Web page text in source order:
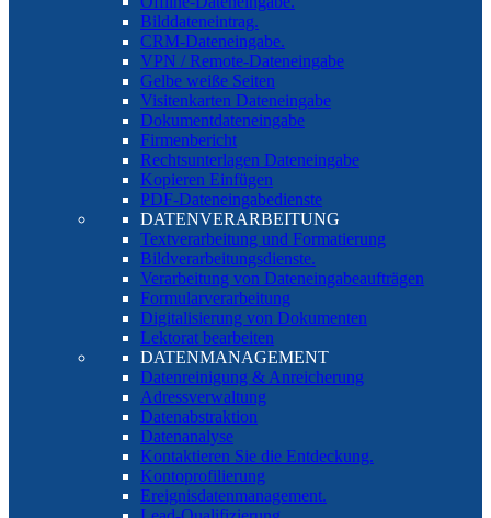
Bilddateneintrag.
CRM-Dateneingabe.
VPN / Remote-Dateneingabe
Gelbe weiße Seiten
Visitenkarten Dateneingabe
Dokumentdateneingabe
Firmenbericht
Rechtsunterlagen Dateneingabe
Kopieren Einfügen
PDF-Dateneingabedienste
DATENVERARBEITUNG
Textverarbeitung und Formatierung
Bildverarbeitungsdienste.
Verarbeitung von Dateneingabeaufträgen
Formularverarbeitung
Digitalisierung von Dokumenten
Lektorat bearbeiten
DATENMANAGEMENT
Datenreinigung & Anreicherung
Adressverwaltung
Datenabstraktion
Datenanalyse
Kontaktieren Sie die Entdeckung.
Kontoprofilierung
Ereignisdatenmanagement.